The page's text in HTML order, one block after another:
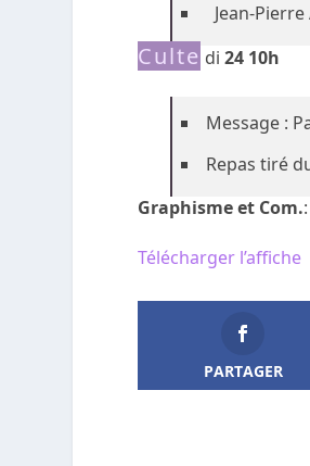
Jean-
Culte di24 10h
Message :
Repas tiré
Graphisme et Com.
Télécharger l’affiche
PARTAGER